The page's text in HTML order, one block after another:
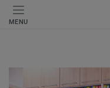
MENU